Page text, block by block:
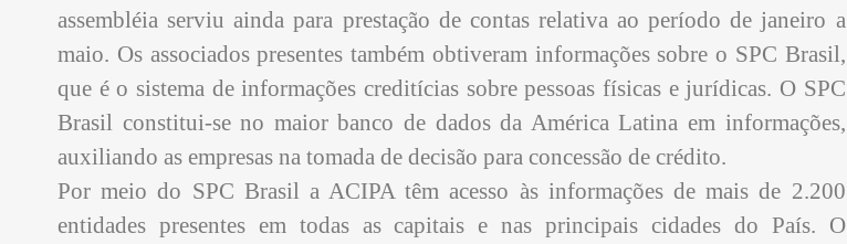
assembléia serviu ainda para prestação de contas relativa ao período de janeiro a
maio. Os associados presentes também obtiveram informações sobre o SPC Brasil,
que é o sistema de informações creditícias sobre pessoas físicas e jurídicas. O SPC
Brasil constitui-se no maior banco de dados da América Latina em informações,
auxiliando as empresas na tomada de decisão para concessão de crédito.
Por meio do SPC Brasil a ACIPA têm acesso às informações de mais de 2.200
entidades presentes em todas as capitais e nas principais cidades do País. O